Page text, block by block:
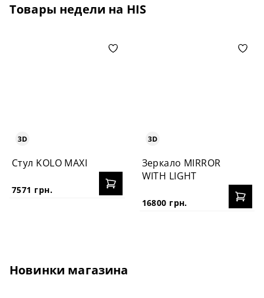
Товары недели на HIS
Стул KOLO MAXI
7571 грн.
Зеркало MIRROR
WITH LIGHT
16800 грн.
Новинки магазина